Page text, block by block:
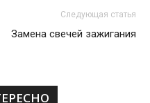
Следующая статья
Замена свечей зажигания